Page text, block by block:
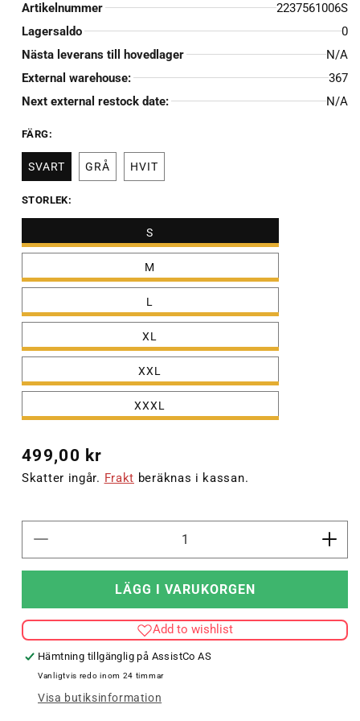
Artikelnummer
2237561006S
Lagersaldo
0
Nästa leverans till hovedlager
N/A
External warehouse:
367
Next external restock date:
N/A
FÄRG:
SVART GRÅ HVIT
STORLEK:
S
M
L
XL
XXL
XXXL
Ordinarie
pris
499,00 kr
Skatter ingår. Frakt beräknas i kassan.
kvantitet
2.0
Öka
2.0
LÄGG I VARUKORGEN
Add to wishlist
Hämtning tillgänglig på AssistCo AS
Vanligtvis redo inom 24 timmar
Visa butiksinformation